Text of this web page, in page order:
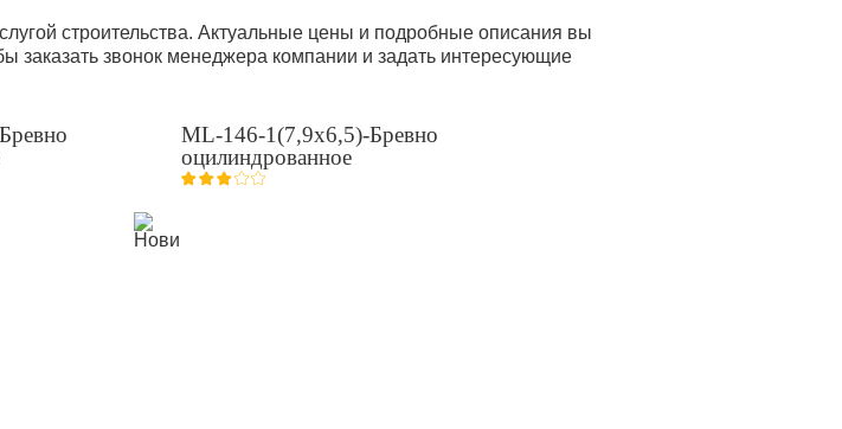
строительства. Актуальные цены и подробные описания вы
заказать звонок менеджера компании и задать интересующие
ML-146-1(7,9x6,5)-Бревно
оцилиндрованное